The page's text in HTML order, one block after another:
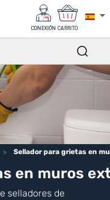
CONEXIÓN CARRITO
Sellador para grietas en
en muros
selladores de